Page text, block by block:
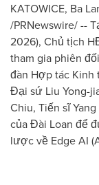
KATOWICE, Ba
/PRNewswire/ --
2026), Chủ tịch
tham gia phiên
đàn Hợp tác Kinh
Đại sứ Liu Yong-
Chiu, Tiến sĩ
của Đài Loan để
lược về Edge AI